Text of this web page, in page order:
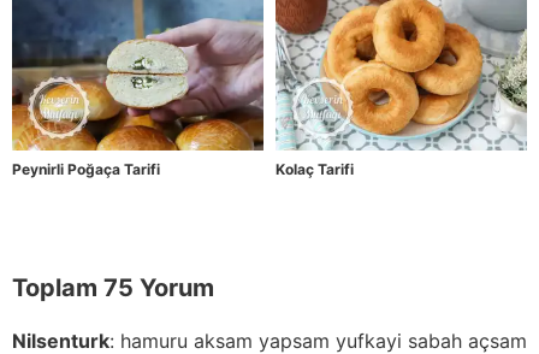
Peynirli Poğaça Tarifi Kolaç Tarifi
Toplam 75 Yorum
Nilsenturk: hamuru aksam yapsam yufkayi sabah açsam